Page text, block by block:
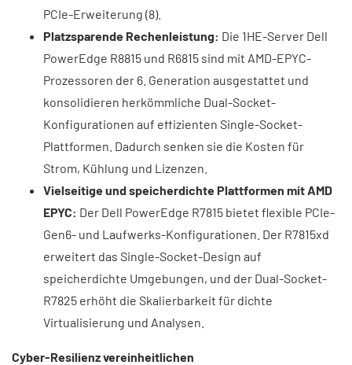
PCIe-Erweiterung (8).
Platzsparende Rechenleistung: Die 1HE-Server Dell
PowerEdge R8815 und R6815 sind mit AMD-EPYC-
Prozessoren der 6. Generation ausgestattet und
konsolidieren herkömmliche Dual-Socket-
Konfigurationen auf effizienten Single-Socket-
Plattformen. Dadurch senken sie die Kosten für
Strom, Kühlung und Lizenzen.
Vielseitige und speicherdichte Plattformen mit AMD
EPYC: Der Dell PowerEdge R7815 bietet flexible PCIe-
Gen6- und Laufwerks-Konfigurationen. Der R7815xd
erweitert das Single-Socket-Design auf
speicherdichte Umgebungen, und der Dual-Socket-
R7825 erhöht die Skalierbarkeit für dichte
Virtualisierung und Analysen.
Cyber-Resilienz vereinheitlichen